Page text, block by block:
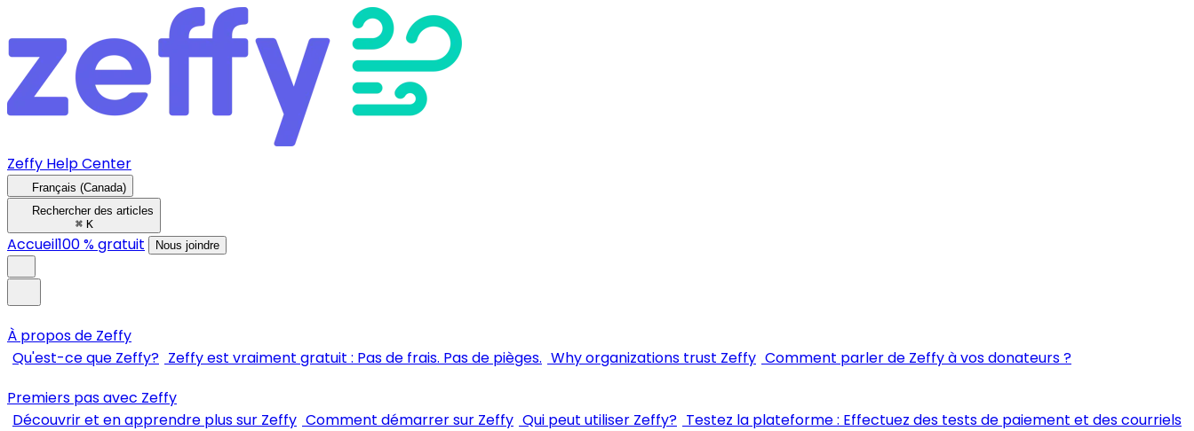
Zeffy Help Center
Français (Canada)
Rechercher des articles
⌘ K
Accueil100 % gratuit Nous joindre
À propos de Zeffy
Qu'est-ce que Zeffy? Zeffy est vraiment gratuit : Pas de frais. Pas de pièges. Why organizations trust Zeffy Comment parler de Zeffy à vos donateurs ?
Premiers pas avec Zeffy
Découvrir et en apprendre plus sur Zeffy Comment démarrer sur Zeffy Qui peut utiliser Zeffy? Testez la plateforme : Effectuez des tests de paiement et des courriels